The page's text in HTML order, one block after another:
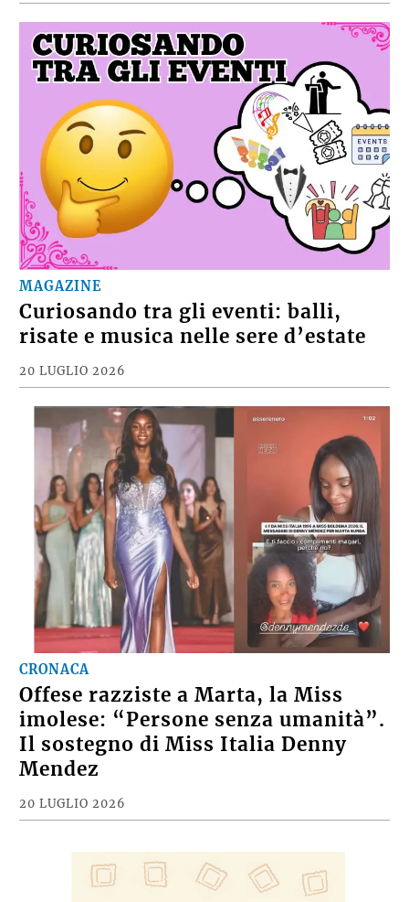
MAGAZINE
Curiosando tra gli eventi: balli,
risate e musica nelle sere d’estate
20 LUGLIO 2026
CRONACA
Offese razziste a Marta, la Miss
imolese: “Persone senza umanità”.
Il sostegno di Miss Italia Denny
Mendez
20 LUGLIO 2026